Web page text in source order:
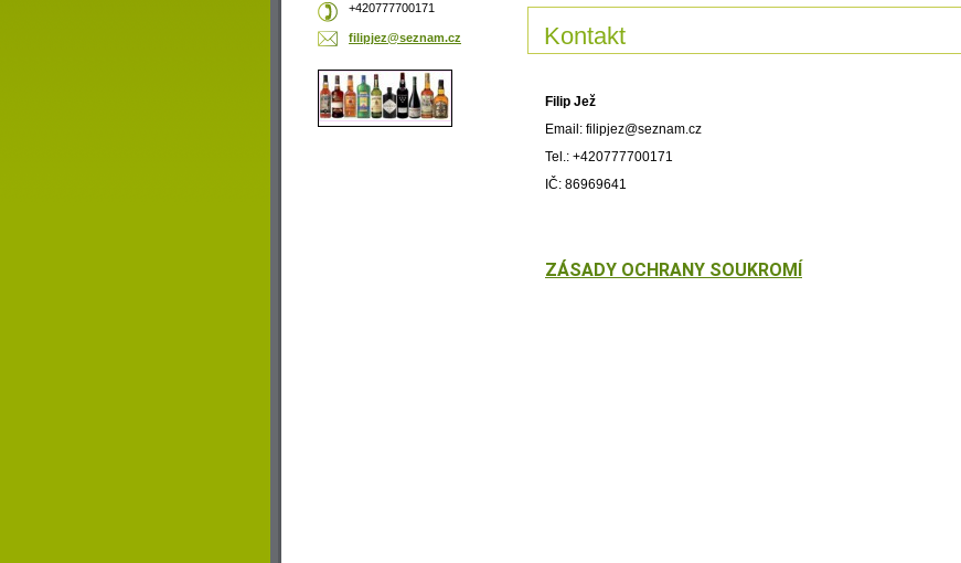
Kontakt
Filip Jež
Email: filipjez@seznam.cz
Tel.: +420777700171
IČ: 86969641
ZÁSADY OCHRANY SOUKROMÍ
+420777700171
filipjez@seznam.cz